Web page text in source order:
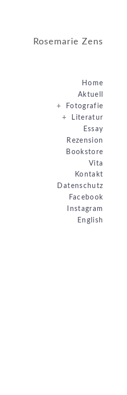
Rosemarie Zens
Home
Aktuell
+ Fotografie
+
Literatur
Essay
Rezension
Bookstore
Vita
Kontakt
Datenschutz
Facebook
Instagram
English